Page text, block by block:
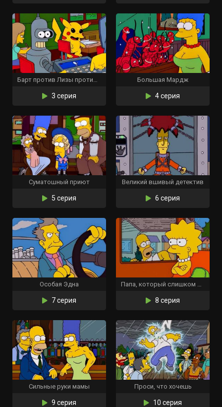
Барт против Лизы против третьего класса
3 серия
Большая Мардж
4 серия
Суматошный приют
5 серия
Великий вшивый детектив
6 серия
Особая Эдна
7 серия
Папа, который слишком мало знал
8 серия
Сильные руки мамы
9 серия
Проси, что хочешь
10 серия